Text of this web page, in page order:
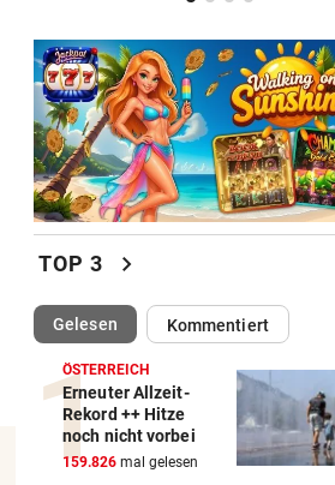
TOP 3 chevron_right
Gelesen(ausgewählt)Kommentiert
ÖSTERREICH
Erneuter Allzeit-
Rekord ++ Hitze
noch nicht vorbei
159.826 mal gelesen